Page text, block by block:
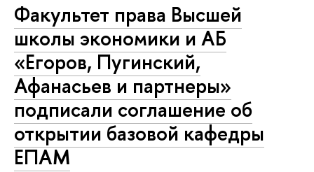
Факультет права Высшей
школы экономики и АБ
«Егоров, Пугинский,
Афанасьев и партнеры»
подписали соглашение об
открытии базовой кафедры
ЕПАМ